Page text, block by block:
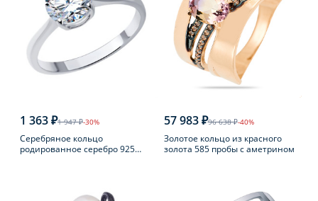
1 363 ₽1 947 ₽-30%
Серебряное кольцо
родированное серебро 925
57 983 ₽96 638 ₽-40%
Золотое кольцо из красного
золота 585 пробы с аметрином